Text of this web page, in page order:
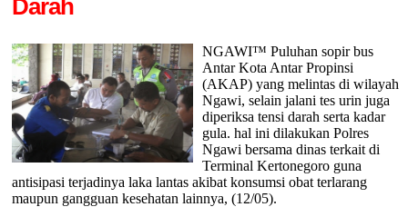
Darah
NGAWI™ Puluhan sopir bus
Antar Kota Antar Propinsi
(AKAP) yang melintas di wilayah
Ngawi, selain jalani tes urin juga
diperiksa tensi darah serta kadar
gula. hal ini dilakukan Polres
Ngawi bersama dinas terkait di
Terminal Kertonegoro guna
antisipasi terjadinya laka lantas akibat konsumsi obat terlarang
maupun gangguan kesehatan lainnya, (12/05).